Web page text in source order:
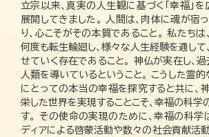
立宗以来、真実の人生観に基づく「幸福」を
展開してきました。 人間は、肉体に魂が宿
り、心こそがその本質であること。 私たちは
何度も転生輪廻し、様々な人生経験を通して
せていく存在であること。 神仏が実在し、過
人類を導いているということ。 こうした霊的
にとっての本当の幸福を探究すると共に、
栄した世界を実現することこそ、幸福の科学
す。 その使命の実現のために、幸福の科学
ディアによる啓蒙活動や数々の社会貢献活動